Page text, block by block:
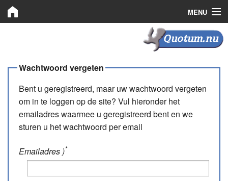
MENU
Bemiddeling
Nieuws
Quotum.nu
Wachtwoord vergeten
Bent u geregistreerd, maar uw wachtwoord vergeten
om in te loggen op de site? Vul hieronder het
emailadres waarmee u geregistreerd bent en we
sturen u het wachtwoord per email
Emailadres )*